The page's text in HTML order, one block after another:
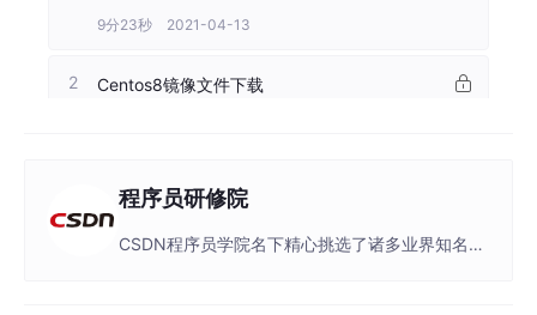
9分23秒 2021-04-13
2 Centos8镜像文件下载
9分15秒 2021-04-13
程序员研修院
CSDN程序员学院名下精心挑选了诸多业界知名讲